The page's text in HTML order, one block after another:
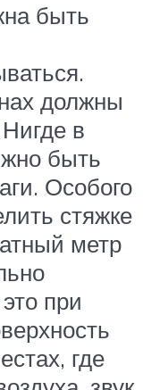
быть
должны
в
быть
Особого
стяжке
метр
при
где